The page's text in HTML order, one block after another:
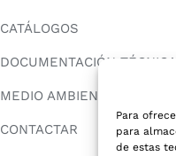
Para
para
de estas
CATÁLOGOS
DOCUMENTACIÓN TÉCNICA
MEDIO AMBIENTE
CONTACTAR